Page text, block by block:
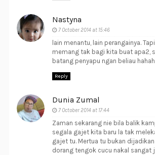
Nastyna
7 October 2014 at 15:46
lain menantu, lain perangainya.
memang tak bagi kita buat apa2,
batang penyapu ngan beliau
Reply
Dunia Zumal
7 October 2014 at 17:44
Zaman sekarang nie bila balik
segala gajet kita baru la tak
gajet tu. Mertua tu bukan
dorang tengok cucu nakal sangat